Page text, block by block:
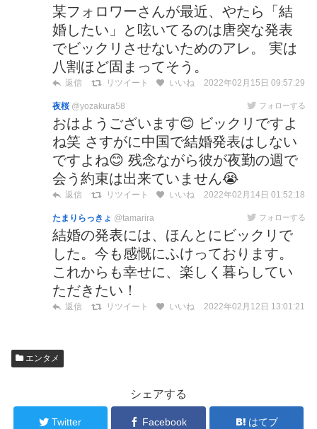
某フォロワーさんが最近、やたら「結
婚したい」と呟いてるのは唐突な発表
でビックリさせないためのアレ。 実は
八割ほど固まってそう。
返信 リツイート いいね 2022年02月15日 09:57:29
夜桜 @yozakura58 フォローする
おはようございます😊 ビックリですよ
ね笑 さすがに中国で結婚発表はしない
ですよね😊 残念ながら彼が夜勤の週で
会う約束は出来ていません😭
返信 リツイート いいね 2022年02月14日 01:52:18
たまりらっきょ @tamarira フォローする
結婚の発表には、ほんとにビックリで
した。今も感慨にふけっております。
これからも幸せに、楽しく暮らしてい
ただきたい！
返信 リツイート いいね 2022年02月12日 13:01:21
エンタメ
シェアする
Twitter Facebook はてブ